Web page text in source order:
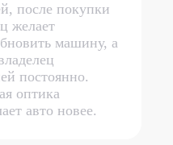
после покупки
желает
машину, а
постоянно.
оптика
авто новее.